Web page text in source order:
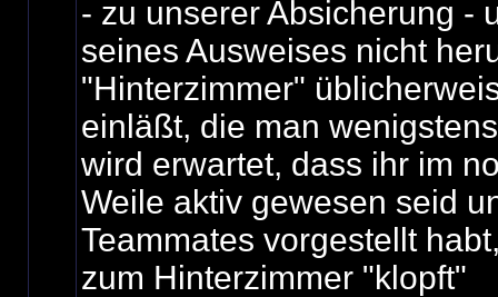
- zu unserer Absicherung -
seines Ausweises nicht
"Hinterzimmer"
einläßt, die man
wird erwartet, dass ihr im
Weile aktiv gewesen seid
Teammates vorgestellt
zum Hinterzimmer "klopft"